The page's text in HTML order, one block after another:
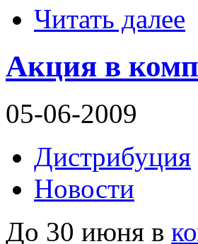
Читать далее
Акция в
05-06-2009
Дистрибуция
Новости
До 30 июня в